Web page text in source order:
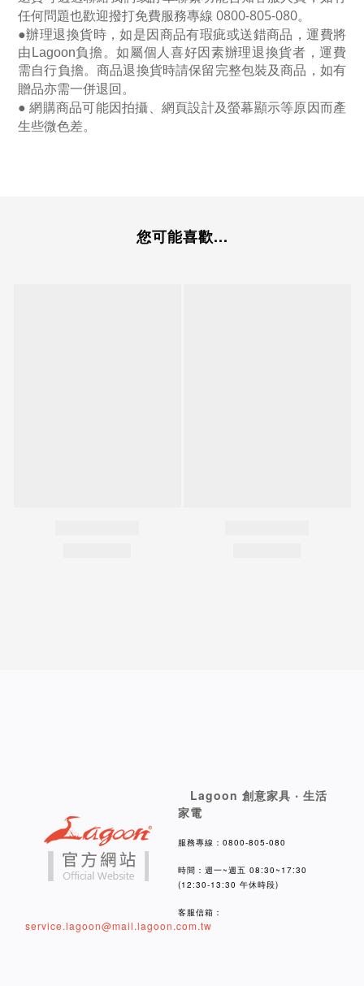
任何問題也歡迎撥打免費服務專線 0800-805-080。
●辦理退換貨時，如是因商品有瑕疵或送錯商品，運費將
由Lagoon負擔。如屬個人喜好因素辦理退換貨者，運費
需自行負擔。商品退換貨時請保留完整包裝及商品，如有
贈品亦需一併退回。
● 網購商品可能因拍攝、網頁設計及螢幕顯示等原因而產
生些微色差。
您可能喜歡...
Lagoon 創意家具 ‧ 生活
家電
服務專線：0800-805-080
時間：週一~週五 08:30~17:30
(12:30-13:30 午休時段)
客服信箱：
service.lagoon@mail.lagoon.com.tw